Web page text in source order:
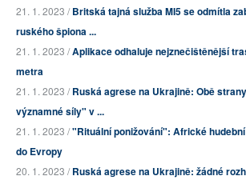
21. 1. 2023 /Britská tajná služba MI5 se odmítla
ruského špiona ...
21. 1. 2023 /Aplikace odhaluje nejznečištěnější
metra
21. 1. 2023 /Ruská agrese na Ukrajině: Obě
významné síly" v ...
21. 1. 2023 /"Rituální ponižování": Africké
do Evropy
20. 1. 2023 /Ruská agrese na Ukrajině: žádné